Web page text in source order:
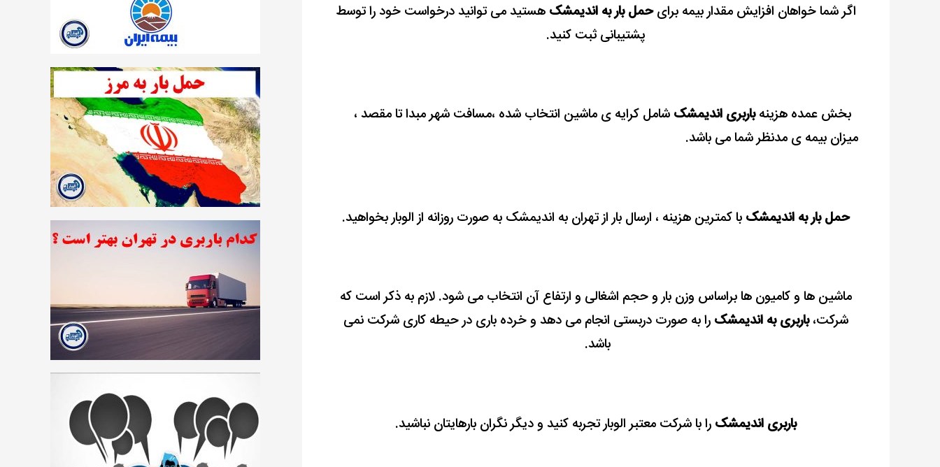
اگر شما خواهان افزایش مقدار بیمه برایحمل بار به اندیمشک هستید می توانید درخواست خود را توسط
پشتیبانی ثبت کنید.
بخش عمده هزینهباربری اندیمشک شامل کرایه ی ماشین انتخاب شده ،مسافت شهر مبدا تا مقصد ،
میزان بیمه ی مدنظر شما می باشد.
حمل بار به اندیمشک با کمترین هزینه ، ارسال بار از تهران به اندیمشک به صورت روزانه از الوبار بخواهید.
ماشین ها و کامیون ها براساس وزن بار و حجم اشغالی و ارتفاع آن انتخاب می شود. لازم به ذکر است که
شرکت،باربری به اندیمشک را به صورت دربستی انجام می دهد و خرده باری در حیطه کاری شرکت نمی
باشد.
باربری اندیمشک را با شرکت معتبر الوبار تجربه کنید و دیگر نگران بارهایتان نباشید.